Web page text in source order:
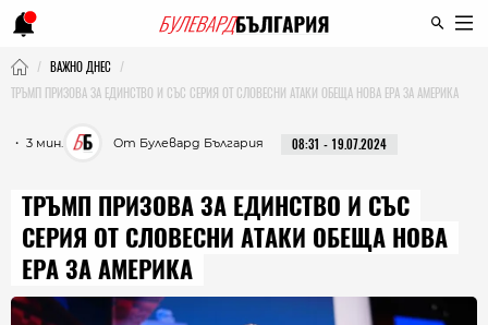
ВАЖНО ДНЕС
ТРЪМП ПРИЗОВА ЗА ЕДИНСТВО И СЪС СЕРИЯ ОТ СЛОВЕСНИ АТАКИ ОБЕЩА НОВА ЕРА ЗА АМЕРИКА
・ 3 мин. От Булевард България 08:31 - 19.07.2024
ТРЪМП ПРИЗОВА ЗА ЕДИНСТВО И СЪС
СЕРИЯ ОТ СЛОВЕСНИ АТАКИ ОБЕЩА НОВА
ЕРА ЗА АМЕРИКА